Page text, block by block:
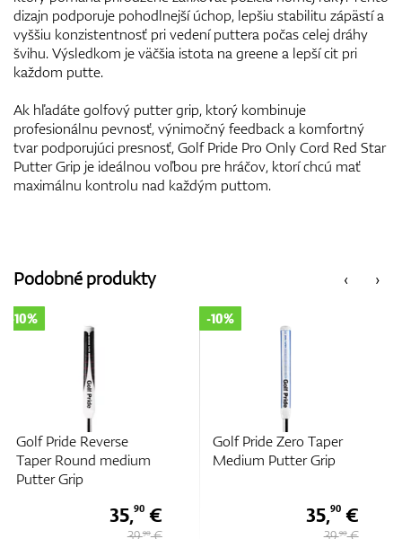
dizajn podporuje pohodlnejší úchop, lepšiu stabilitu zápästí a
vyššiu konzistentnosť pri vedení puttera počas celej dráhy
švihu. Výsledkom je väčšia istota na greene a lepší cit pri
každom putte.
Ak hľadáte golfový putter grip, ktorý kombinuje
profesionálnu pevnosť, výnimočný feedback a komfortný
tvar podporujúci presnosť, Golf Pride Pro Only Cord Red Star
Putter Grip je ideálnou voľbou pre hráčov, ktorí chcú mať
maximálnu kontrolu nad každým puttom.
‹
Podobné produkty ›
Golf Pride Zero Taper
Medium Putter Grip
-10%
35,90€
90
Golf Pride Pro Only
Cord Blue Star Putter
-10%
35, 10€